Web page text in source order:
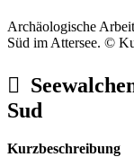
Archäologische
Süd im Attersee. ©

Sud
Kurzbeschreibung